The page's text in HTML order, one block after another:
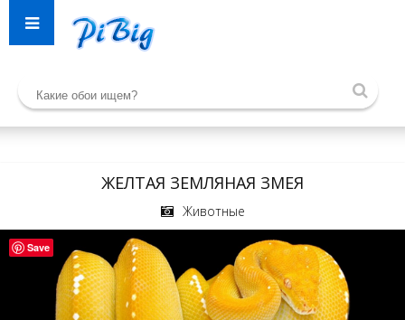
ЖЕЛТАЯ ЗЕМЛЯНАЯ ЗМЕЯ
Животные
Save